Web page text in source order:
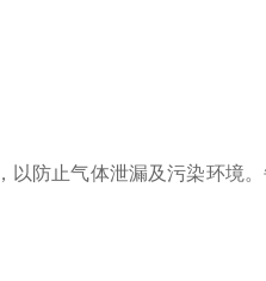
止气体泄漏及污染环境